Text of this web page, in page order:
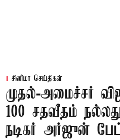
சினிமா செய்திகள்
முதல்-அமைச்சர்
100 சதவீதம்
நடிகர் அர்ஜுன்